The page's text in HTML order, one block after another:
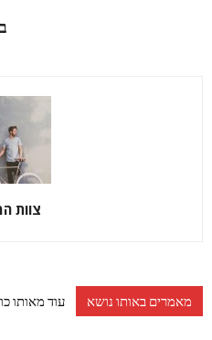
צוות
מאמרים באותו נושא עוד מאותו